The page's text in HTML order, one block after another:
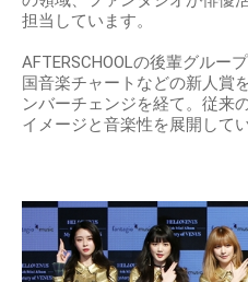
担当しています。
AFTERSCHOOLの後輩グルー
国音楽チャートなどの新人賞
ンバーチェンジを経て。従来
イメージと音楽性を展開してい